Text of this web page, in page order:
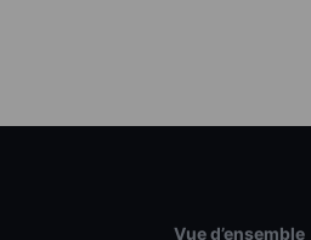
Vue d’ensemble